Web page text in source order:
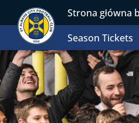
Strona główna
Season Tickets